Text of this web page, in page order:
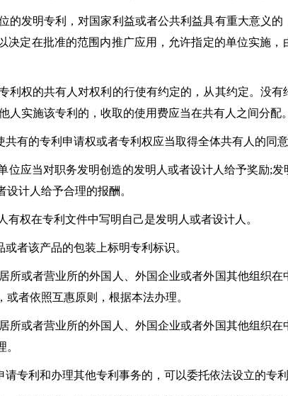
发明专利，对国家利益或者公共利益具有重大意义的
决定在批准的范围内推广应用，允许指定的单位实施
权的共有人对权利的行使有约定的，从其约定。没有
人实施该专利的，收取的使用费应当在共有人之间分配。
的专利申请权或者专利权应当取得全体共有人的同意
应当对职务发明创造的发明人或者设计人给予奖励;发
计人给予合理的报酬。
权在专利文件中写明自己是发明人或者设计人。
该产品的包装上标明专利标识。
或者营业所的外国人、外国企业或者外国其他组织在
者依照互惠原则，根据本法办理。
或者营业所的外国人、外国企业或者外国其他组织在
利和办理其他专利事务的，可以委托依法设立的专利